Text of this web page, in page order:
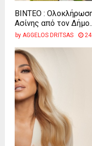
ΒΙΝΤΕΟ :
Ασίνης από τον
by AGGELOS DRITSAS